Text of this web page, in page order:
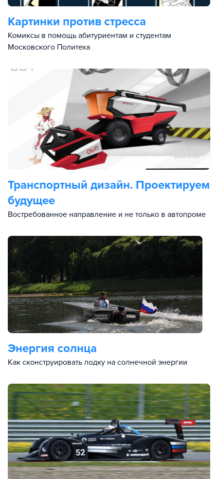
Картинки против стресса
Комиксы в помощь абитуриентам и студентам
Московского Политеха
Транспортный дизайн. Проектируем
будущее
Востребованное направление и не только в автопроме
Энергия солнца
Как сконструировать лодку на солнечной энергии